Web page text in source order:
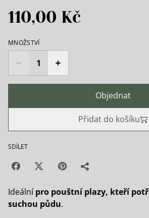
110,00 Kč
MNOŽSTVÍ
Objednat
Přidat do košíku
SDÍLET
Ideálnípro pouštní plazy, kteří
suchou půdu.